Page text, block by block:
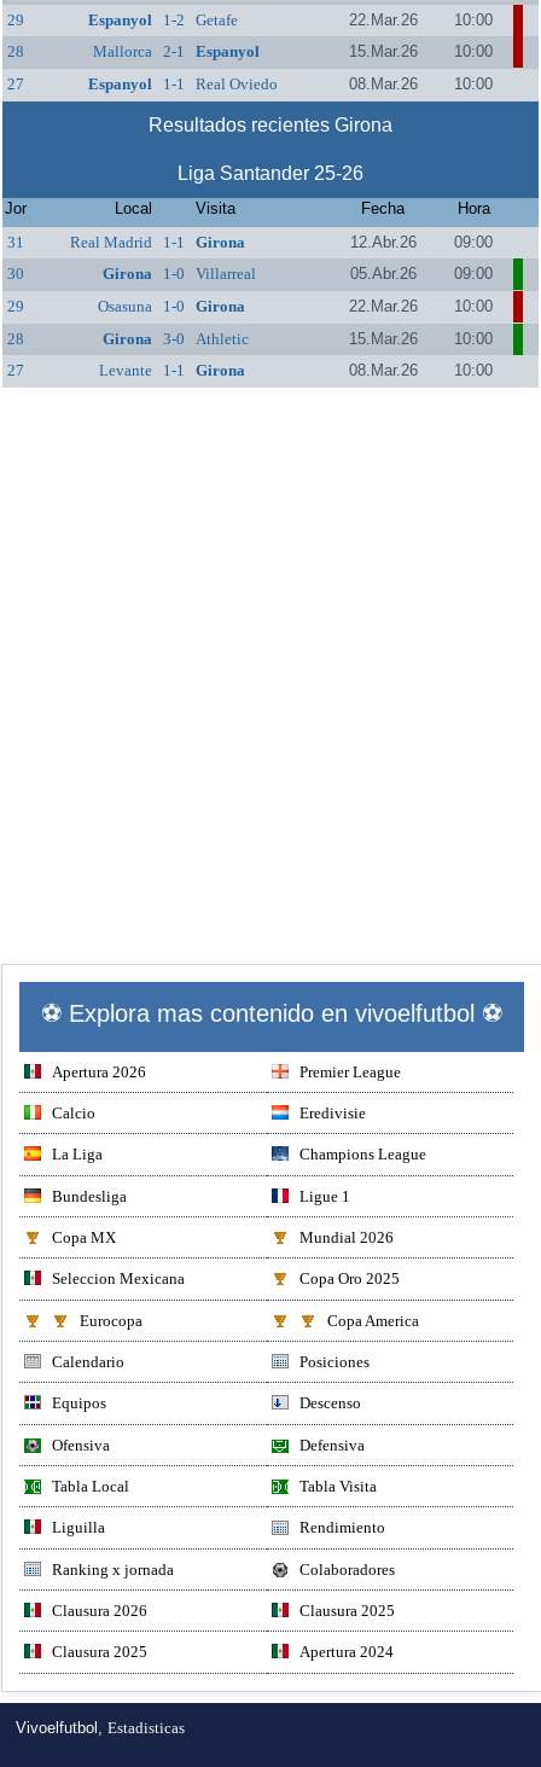
29
Espanyol 1-2 Getafe 22.Mar.26
10:00
28
Mallorca 2-1 Espanyol 15.Mar.26
10:00
27
Espanyol 1-1 Real Oviedo 08.Mar.26 10:00
Resultados recientes Girona
Liga Santander 25-26
Jor Local Visita Fecha
Hora
31
Real Madrid 1-1 Girona 12.Abr.26
09:00
30
Girona 1-0 Villarreal 05.Abr.26
09:00
29
Osasuna 1-0 Girona 22.Mar.26
10:00
28
Girona 3-0 Athletic 15.Mar.26
10:00
27
Levante 1-1 Girona 08.Mar.26 10:00
⚽ Explora mas contenido en vivoelfutbol ⚽
Apertura 2026 Premier League
Calcio Eredivisie
La Liga Champions League
Bundesliga Ligue 1
Copa MX Mundial 2026
Seleccion Mexicana Copa Oro 2025
Eurocopa Copa America
Calendario Posiciones
Equipos Descenso
Ofensiva Defensiva
Tabla Local Tabla Visita
Liguilla Rendimiento
Ranking x jornada Colaboradores
Clausura 2026 Clausura 2025
Clausura 2025 Apertura 2024
Vivoelfutbol,Estadisticas